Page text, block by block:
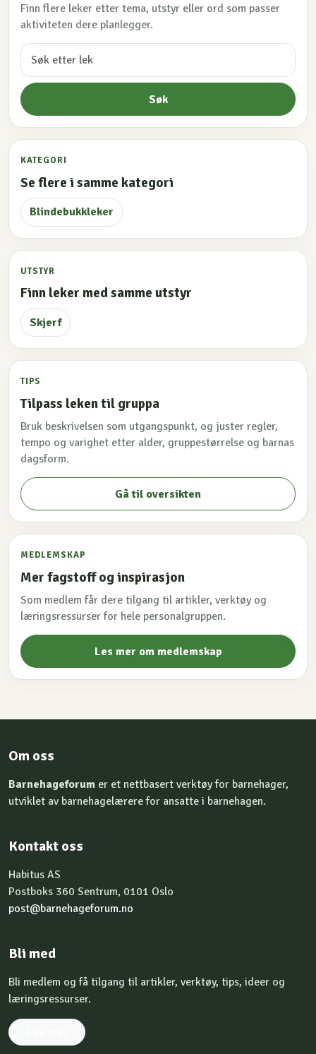
Finn flere leker etter tema, utstyr eller ord som passer
aktiviteten dere planlegger.
Søk
KATEGORI
Se flere i samme kategori
Blindebukkleker
UTSTYR
Finn leker med samme utstyr
Skjerf
TIPS
Tilpass leken til gruppa
Bruk beskrivelsen som utgangspunkt, og juster regler,
tempo og varighet etter alder, gruppestørrelse og barnas
dagsform.
Gå til oversikten
MEDLEMSKAP
Mer fagstoff og inspirasjon
Som medlem får dere tilgang til artikler, verktøy og
læringsressurser for hele personalgruppen.
Les mer om medlemskap
Om oss
Barnehageforum er et nettbasert verktøy for barnehager,
utviklet av barnehagelærere for ansatte i barnehagen.
Kontakt oss
Habitus AS
Postboks 360 Sentrum, 0101 Oslo
post@barnehageforum.no
Bli med
Bli medlem og få tilgang til artikler, verktøy, tips, ideer og
læringsressurser.